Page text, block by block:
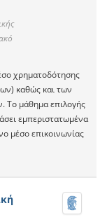
χρηματοδότησης
καθώς και των
Το μάθημα επιλογής
εμπεριστατωμένα
μέσο επικοινωνίας